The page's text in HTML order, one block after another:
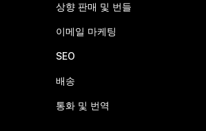
상향 판매 및 번들
이메일 마케팅
SEO
배송
통화 및 번역